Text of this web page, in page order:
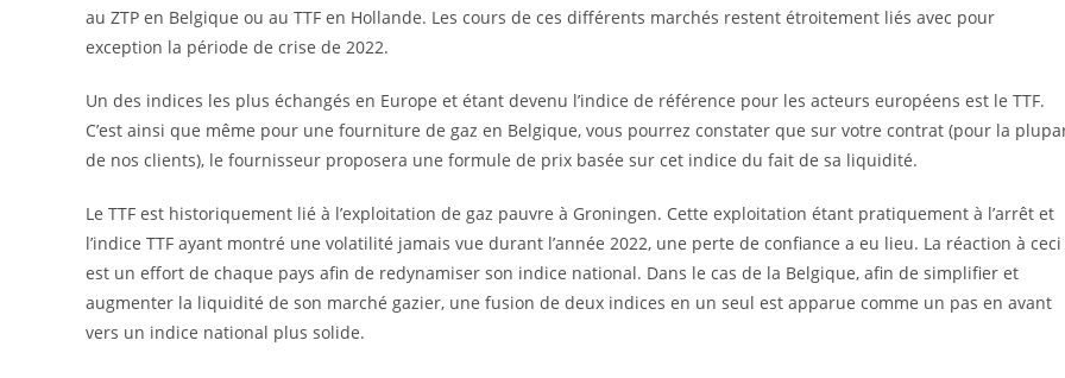
au ZTP en Belgique ou au TTF en Hollande. Les cours de ces différents marchés restent étroitement liés avec pour
exception la période de crise de 2022.
Un des indices les plus échangés en Europe et étant devenu l’indice de référence pour les acteurs européens est le TTF.
C’est ainsi que même pour une fourniture de gaz en Belgique, vous pourrez constater que sur votre contrat (pour la
de nos clients), le fournisseur proposera une formule de prix basée sur cet indice du fait de sa liquidité.
Le TTF est historiquement lié à l’exploitation de gaz pauvre à Groningen. Cette exploitation étant pratiquement à l’arrêt et
l’indice TTF ayant montré une volatilité jamais vue durant l’année 2022, une perte de confiance a eu lieu. La réaction à ceci
est un effort de chaque pays afin de redynamiser son indice national. Dans le cas de la Belgique, afin de simplifier et
augmenter la liquidité de son marché gazier, une fusion de deux indices en un seul est apparue comme un pas en avant
vers un indice national plus solide.